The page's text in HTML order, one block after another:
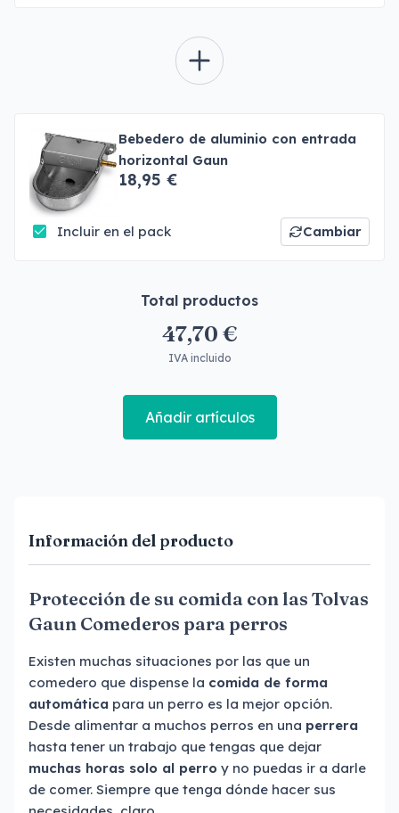
Bebedero de aluminio con entrada
horizontal Gaun
18,95 €
Incluir en el pack Cambiar
Total productos
47,70 €
IVA incluido
Añadir artículos
Información del producto
Protección de su comida con las Tolvas
Gaun Comederos para perros
Existen muchas situaciones por las que un
comedero que dispense la comida de forma
automática para un perro es la mejor opción.
Desde alimentar a muchos perros en una perrera
hasta tener un trabajo que tengas que dejar
muchas horas solo al perro y no puedas ir a darle
de comer. Siempre que tenga dónde hacer sus